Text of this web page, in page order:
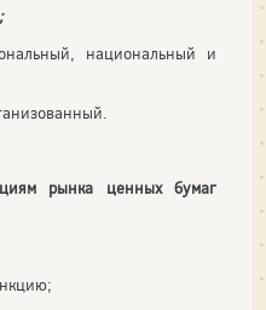
национальный и
рынка ценных бумаг